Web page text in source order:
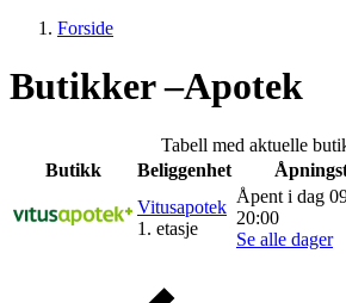
Mat og drikke
Aktiviteter
Forside
Butikker –Apotek
Tabell med aktuelle
Butikk
Beliggenhet
Vitusapotek
1. etasje
Åpent i dag
20:00
Se alle dager